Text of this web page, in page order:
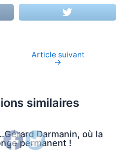
Article suivant
→
similaires
Darmanin, où la
permanent !